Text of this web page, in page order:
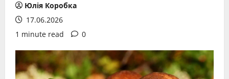
Юлія Коробка
17.06.2026
1 minute read
0